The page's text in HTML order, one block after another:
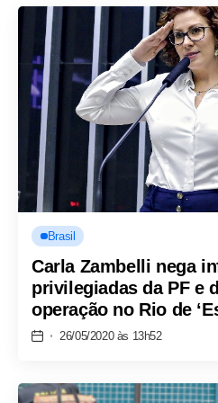
Brasil
Carla Zambelli nega
privilegiadas da PF e
operação no Rio de
26/05/2020 às 13h52